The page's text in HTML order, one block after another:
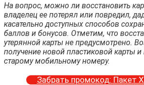
На вопрос, можно ли восстановить
владелец ее потерял или повредил,
касательно доступных способов
баллов и бонусов. Отметим, что
утерянной карты не предусмотрено.
получение новой пластиковой карты и
старому мобильному номеру.
Забрать промокод: Пакет